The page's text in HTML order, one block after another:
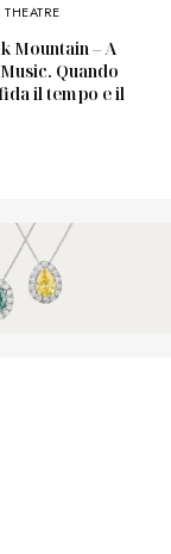
THEATRE
Mountain – A
Quando
il tempo e il